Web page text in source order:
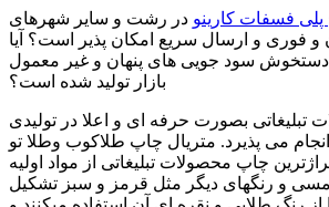
پلی فسفات کارینو در رشت و سایر شهرهای
و فوری و ارسال سریع امکان پذیر است؟ آیا
دستخوش سود جویی های پنهان و غیر معمول
بازار تولید شده است؟
تبلیغاتی بصورت حرفه ای و اعلا در تولیدی
می پذیرد. متریال چاپ طلاکوب وطلا تو
چاپ محصولات تبلیغاتی از مواد اولیه
مسی و رنگهای دیگر مثل قرمز و سبز تشکیل